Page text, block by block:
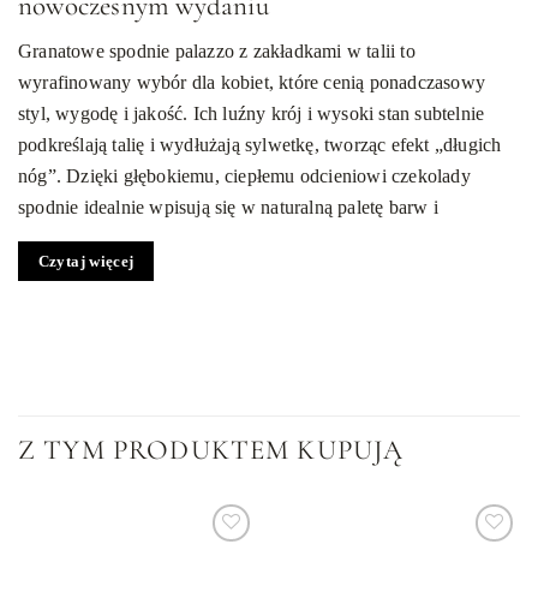
Granatowe spodnie palazzo z zakładkami w talii to
wyrafinowany wybór dla kobiet, które cenią ponadczasowy
styl, wygodę i jakość. Ich luźny krój i wysoki stan subtelnie
podkreślają talię i wydłużają sylwetkę, tworząc efekt „długich
nóg”. Dzięki głębokiemu, ciepłemu odcieniowi czekolady
spodnie idealnie wpisują się w naturalną paletę barw i
doskonale komponują się zarówno z neutralnymi, jak i jasnymi
kolorami.
Zakładki w talii— tworzą kobiecą sylwetkę i dodają
Wysokiej jakości tkanina
— miękka, przyjemna w dotyku,
Czytaj więcej
Z TYM PRODUKTEM KUPUJĄ